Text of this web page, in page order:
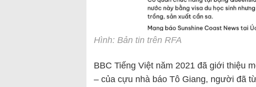
Hình: Bản tin trên RFA
BBC Tiếng Việt năm 2021 đã giới thiệu
– của cựu nhà báo Tô Giang, người đã